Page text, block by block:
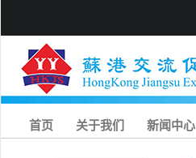
首页 关于我们 新闻中心